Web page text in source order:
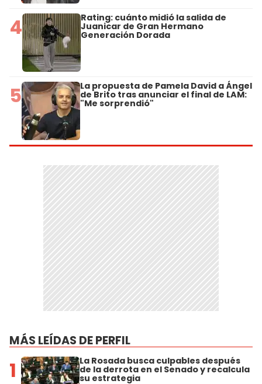
4 Rating: cuánto midió la salida de
Juanicar de Gran Hermano
Generación Dorada
5 La propuesta de Pamela David a Ángel
de Brito tras anunciar el final de LAM:
"Me sorprendió"
MÁS LEÍDAS DE PERFIL
1 La Rosada busca culpables después
de la derrota en el Senado y recalcula
su estrategia